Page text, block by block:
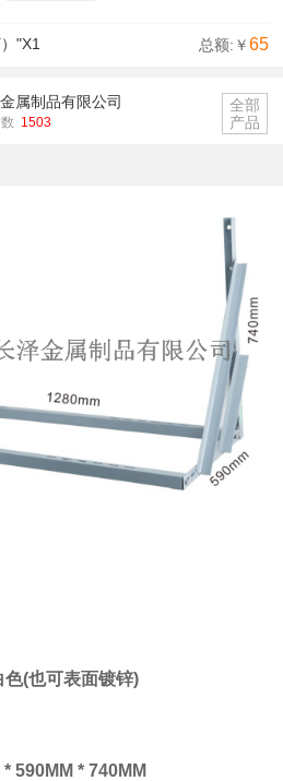
"X1 总额:￥65
属制品有限公司
1503
全部
产品
(也可表面镀锌)
590MM * 740MM